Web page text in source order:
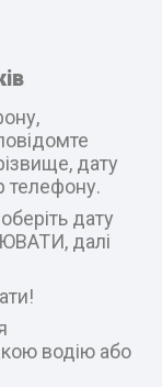
дату
телефону.
дату
далі
водію або